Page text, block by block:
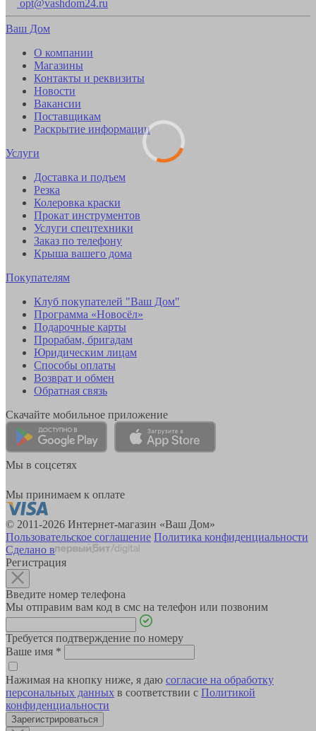
opt@vashdom24.ru
Ваш Дом
О компании
Магазины
Контакты и реквизиты
Новости
Вакансии
Поставщикам
Раскрытие информации
Услуги
Доставка и подъем
Резка
Колеровка краски
Прокат инструментов
Услуги спецтехники
Заказ по телефону
Крыша вашего дома
Покупателям
Клуб покупателей "Ваш Дом"
Программа «Новосёл»
Подарочные карты
Прорабам, бригадам
Юридическим лицам
Способы оплаты
Возврат и обмен
Обратная связь
Скачайте мобильное приложение
Мы в соцсетях
Мы принимаем к оплате
© 2011-2026 Интернет-магазин «Ваш Дом»
Пользовательское соглашение Политика конфиденциальности
Сделано в
Регистрация
Введите номер телефона
Мы отправим вам код в смс на телефон или позвоним
Требуется подтверждение по номеру
Ваше имя *
Нажимая на кнопку ниже, я даю согласие на обработку
персональных данных в соответствии с Политикой
конфиденциальности
Зарегистрироваться